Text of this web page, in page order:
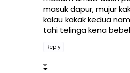
masuk dapur, mujur
kalau kakak kedua
tahi telinga kena
Reply